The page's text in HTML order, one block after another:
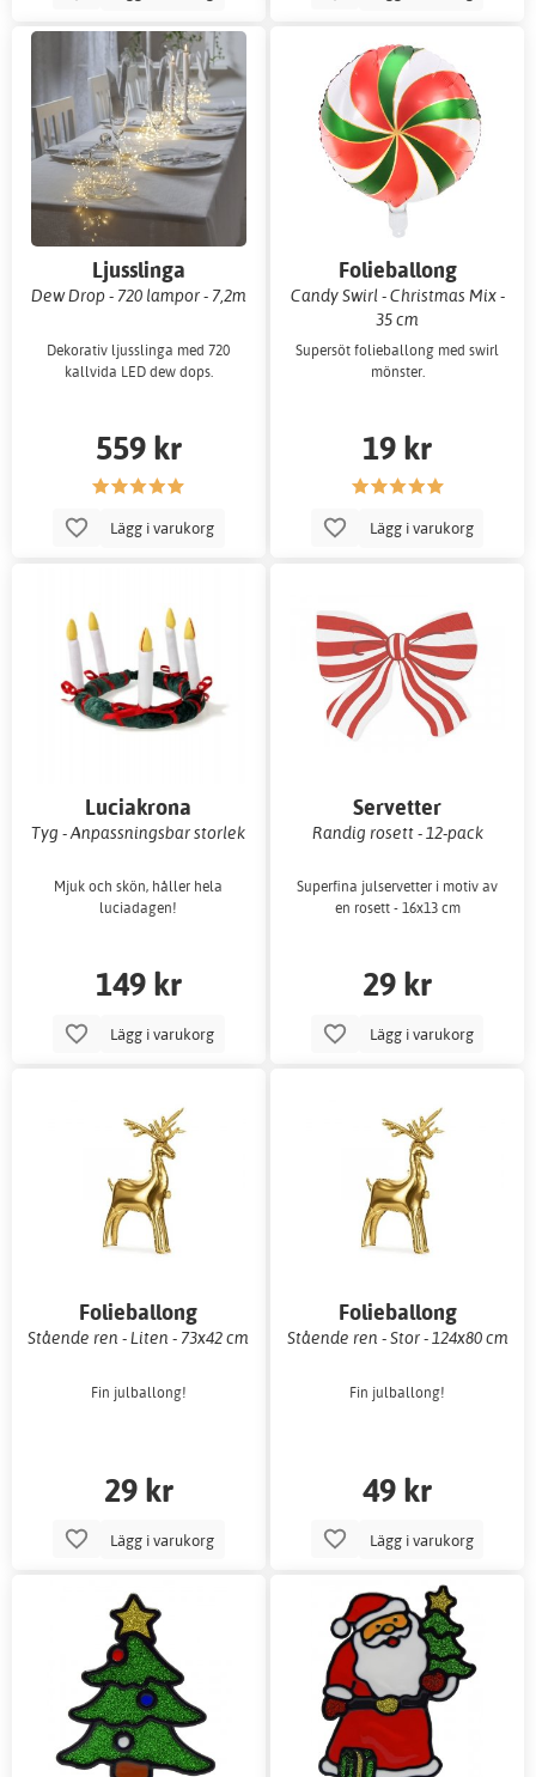
Ljusslinga
Dew Drop - 720 lampor - 7,2m
Dekorativ ljusslinga med 720
kallvida LED dew dops.
559 kr
Lägg i varukorg
Folieballong
Candy Swirl - Christmas Mix -
35 cm
Supersöt folieballong med swirl
mönster.
19 kr
Lägg i varukorg
Luciakrona
Tyg - Anpassningsbar storlek
Mjuk och skön, håller hela
luciadagen!
149 kr
Lägg i varukorg
Servetter
Randig rosett - 12-pack
Superfina julservetter i motiv av
en rosett - 16x13 cm
29 kr
Lägg i varukorg
Folieballong
Stående ren - Liten - 73x42 cm
Fin julballong!
29 kr
Lägg i varukorg
Folieballong
Stående ren - Stor - 124x80 cm
Fin julballong!
49 kr
Lägg i varukorg